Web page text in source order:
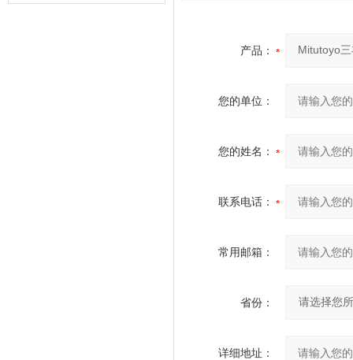
产品：
您的单位：
您的姓名：
联系电话：
常用邮箱：
省份：
详细地址：